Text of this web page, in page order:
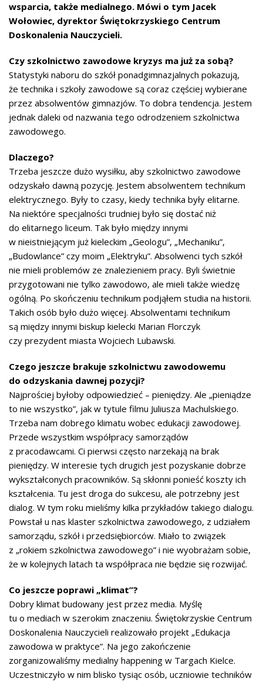
wsparcia, także medialnego. Mówi o tym Jacek
Wołowiec, dyrektor Świętokrzyskiego Centrum
Doskonalenia Nauczycieli.
Czy szkolnictwo zawodowe kryzys ma już za sobą?
Statystyki naboru do szkół ponadgimnazjalnych pokazują,
że technika i szkoły zawodowe są coraz częściej wybierane
przez absolwentów gimnazjów. To dobra tendencja. Jestem
jednak daleki od nazwania tego odrodzeniem szkolnictwa
zawodowego.
Dlaczego?
Trzeba jeszcze dużo wysiłku, aby szkolnictwo zawodowe
odzyskało dawną pozycję. Jestem absolwentem technikum
elektrycznego. Były to czasy, kiedy technika były elitarne.
Na niektóre specjalności trudniej było się dostać niż
do elitarnego liceum. Tak było między innymi
w nieistniejącym już kieleckim „Geologu”, „Mechaniku”,
„Budowlance” czy moim „Elektryku”. Absolwenci tych szkół
nie mieli problemów ze znalezieniem pracy. Byli świetnie
przygotowani nie tylko zawodowo, ale mieli także wiedzę
ogólną. Po skończeniu technikum podjąłem studia na historii.
Takich osób było dużo więcej. Absolwentami technikum
są między innymi biskup kielecki Marian Florczyk
czy prezydent miasta Wojciech Lubawski.
Czego jeszcze brakuje szkolnictwu zawodowemu
do odzyskania dawnej pozycji?
Najprościej byłoby odpowiedzieć – pieniędzy. Ale „pieniądze
to nie wszystko”, jak w tytule filmu Juliusza Machulskiego.
Trzeba nam dobrego klimatu wobec edukacji zawodowej.
Przede wszystkim współpracy samorządów
z pracodawcami. Ci pierwsi często narzekają na brak
pieniędzy. W interesie tych drugich jest pozyskanie dobrze
wykształconych pracowników. Są skłonni ponieść koszty ich
kształcenia. Tu jest droga do sukcesu, ale potrzebny jest
dialog. W tym roku mieliśmy kilka przykładów takiego dialogu.
Powstał u nas klaster szkolnictwa zawodowego, z udziałem
samorządu, szkół i przedsiębiorców. Miało to związek
z „rokiem szkolnictwa zawodowego” i nie wyobrażam sobie,
że w kolejnych latach ta współpraca nie będzie się rozwijać.
Co jeszcze poprawi „klimat”?
Dobry klimat budowany jest przez media. Myślę
tu o mediach w szerokim znaczeniu. Świętokrzyskie Centrum
Doskonalenia Nauczycieli realizowało projekt „Edukacja
zawodowa w praktyce”. Na jego zakończenie
zorganizowaliśmy medialny happening w Targach Kielce.
Uczestniczyło w nim blisko tysiąc osób, uczniowie techników